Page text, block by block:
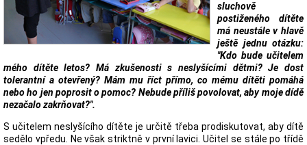
sluchově
postiženého dítěte
má neustále v hlavě
ještě jednu otázku:
"Kdo bude učitelem
mého dítěte letos? Má zkušenosti s neslyšícími dětmi? Je dost
tolerantní a otevřený? Mám mu říct přímo, co mému dítěti pomáhá
nebo ho jen poprosit o pomoc? Nebude příliš povolovat, aby moje dídě
nezačalo zakrňovat?".
S učitelem neslyšícího dítěte je určitě třeba prodiskutovat, aby dítě
sedělo vpředu. Ne však striktně v první lavici. Učitel se stále po třídě